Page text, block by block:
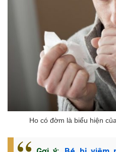
Ho có đờm là biểu hiện